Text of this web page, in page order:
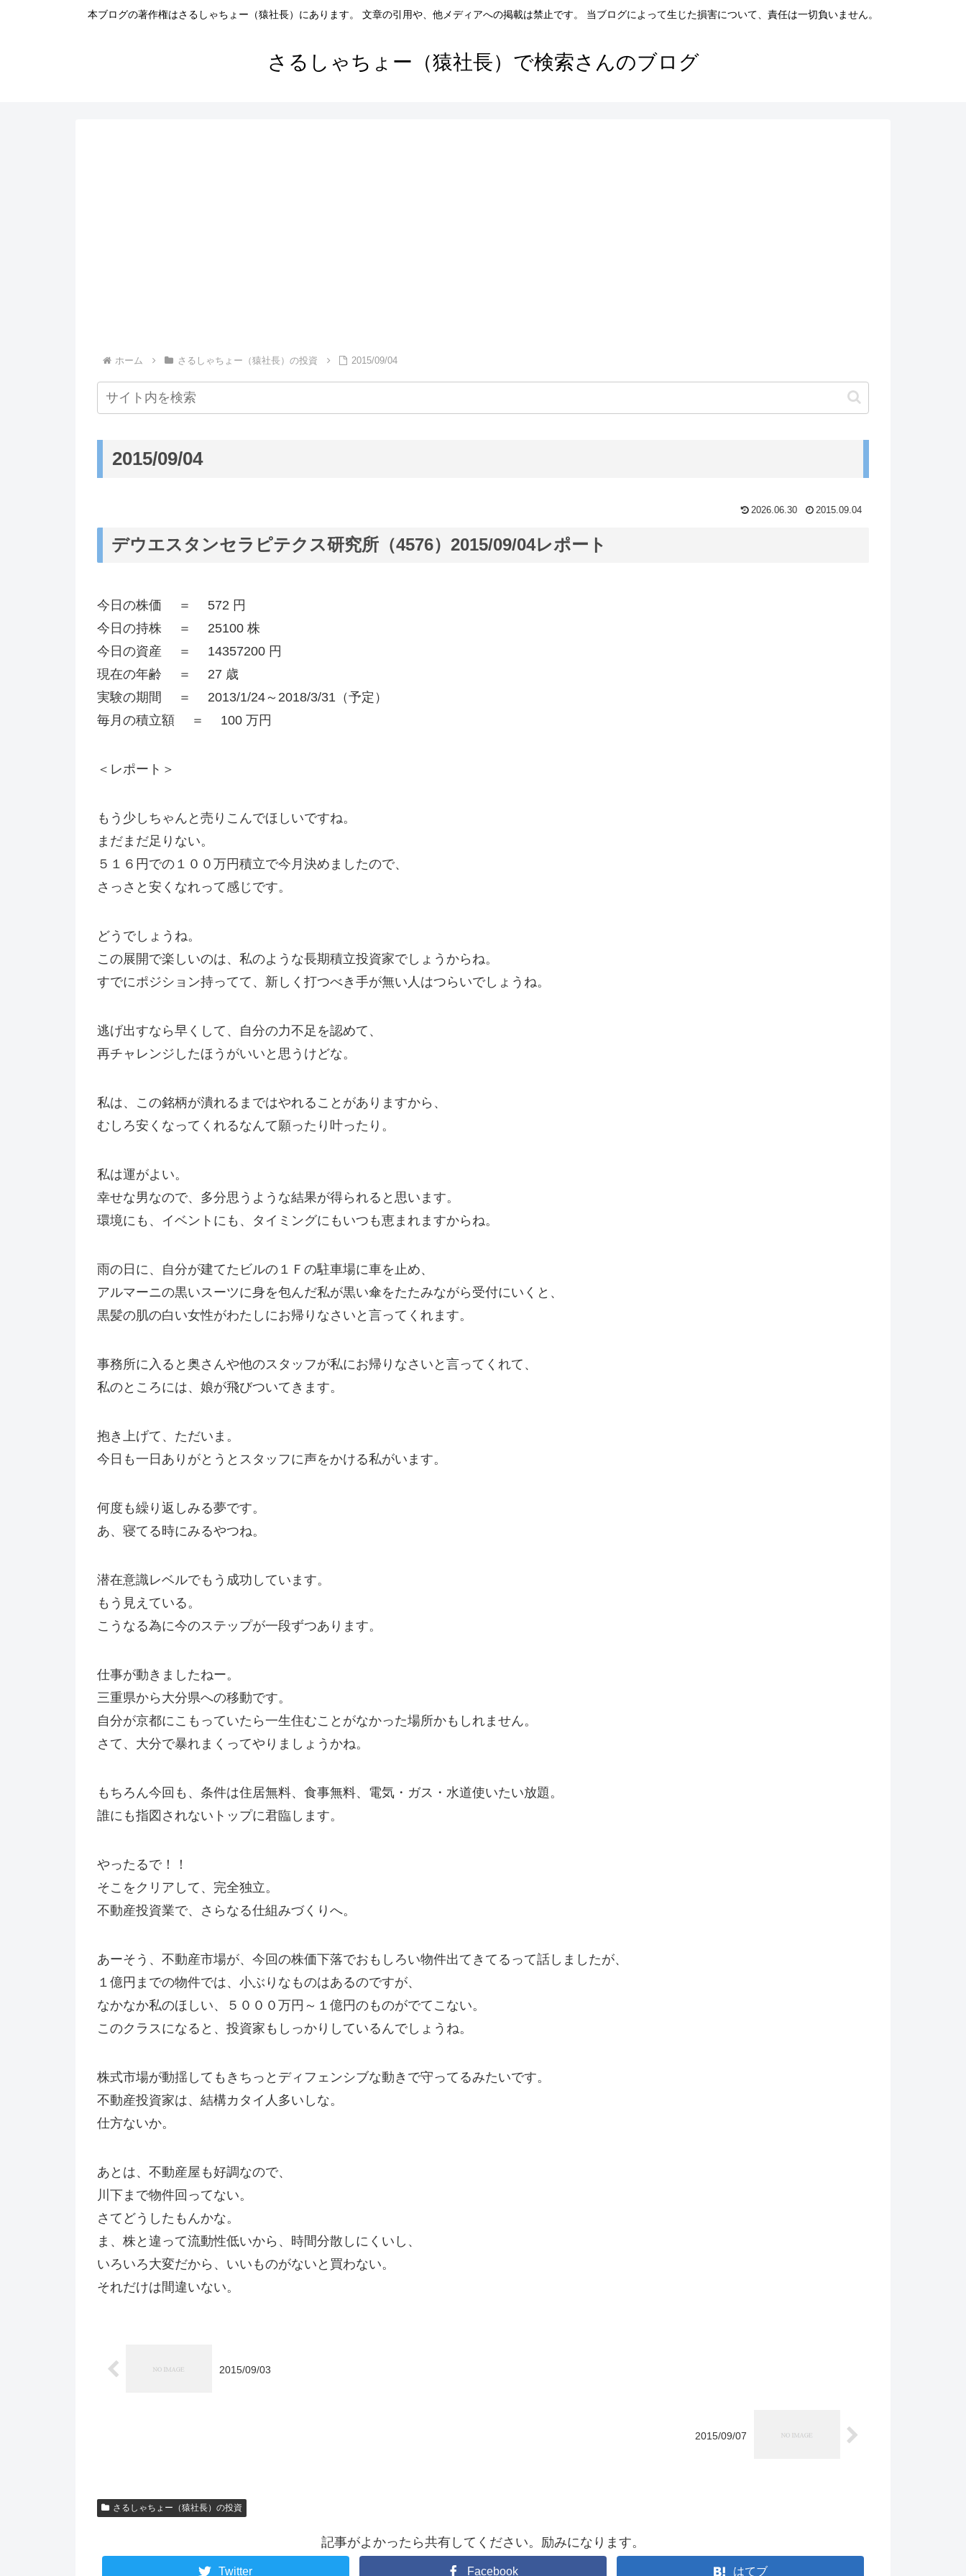
本ブログの著作権はさるしゃちょー（猿社長）にあります。 文章の引用や、他メディアへの掲載は禁止です。 当ブログによって生じた損害について、責任は一切負いません。
さるしゃちょー（猿社長）で検索さんのブログ
ホーム さるしゃちょー（猿社長）の投資 2015/09/04
2015/09/04
2026.06.30 2015.09.04
デウエスタンセラピテクス研究所（4576）2015/09/04レポート
今日の株価 ＝ 572 円
今日の持株 ＝ 25100 株
今日の資産 ＝ 14357200 円
現在の年齢 ＝ 27 歳
実験の期間 ＝ 2013/1/24～2018/3/31（予定）
毎月の積立額 ＝ 100 万円
＜レポート＞
もう少しちゃんと売りこんでほしいですね。
まだまだ足りない。
５１６円での１００万円積立で今月決めましたので、
さっさと安くなれって感じです。
どうでしょうね。
この展開で楽しいのは、私のような長期積立投資家でしょうからね。
すでにポジション持ってて、新しく打つべき手が無い人はつらいでしょうね。
逃げ出すなら早くして、自分の力不足を認めて、
再チャレンジしたほうがいいと思うけどな。
私は、この銘柄が潰れるまではやれることがありますから、
むしろ安くなってくれるなんて願ったり叶ったり。
私は運がよい。
幸せな男なので、多分思うような結果が得られると思います。
環境にも、イベントにも、タイミングにもいつも恵まれますからね。
雨の日に、自分が建てたビルの１Ｆの駐車場に車を止め、
アルマーニの黒いスーツに身を包んだ私が黒い傘をたたみながら受付にいくと、
黒髪の肌の白い女性がわたしにお帰りなさいと言ってくれます。
事務所に入ると奥さんや他のスタッフが私にお帰りなさいと言ってくれて、
私のところには、娘が飛びついてきます。
抱き上げて、ただいま。
今日も一日ありがとうとスタッフに声をかける私がいます。
何度も繰り返しみる夢です。
あ、寝てる時にみるやつね。
潜在意識レベルでもう成功しています。
もう見えている。
こうなる為に今のステップが一段ずつあります。
仕事が動きましたねー。
三重県から大分県への移動です。
自分が京都にこもっていたら一生住むことがなかった場所かもしれません。
さて、大分で暴れまくってやりましょうかね。
もちろん今回も、条件は住居無料、食事無料、電気・ガス・水道使いたい放題。
誰にも指図されないトップに君臨します。
やったるで！！
そこをクリアして、完全独立。
不動産投資業で、さらなる仕組みづくりへ。
あーそう、不動産市場が、今回の株価下落でおもしろい物件出てきてるって話しましたが、
１億円までの物件では、小ぶりなものはあるのですが、
なかなか私のほしい、５０００万円～１億円のものがでてこない。
このクラスになると、投資家もしっかりしているんでしょうね。
株式市場が動揺してもきちっとディフェンシブな動きで守ってるみたいです。
不動産投資家は、結構カタイ人多いしな。
仕方ないか。
あとは、不動産屋も好調なので、
川下まで物件回ってない。
さてどうしたもんかな。
ま、株と違って流動性低いから、時間分散しにくいし、
いろいろ大変だから、いいものがないと買わない。
それだけは間違いない。
2015/09/03
2015/09/07
さるしゃちょー（猿社長）の投資
記事がよかったら共有してください。励みになります。
Twitter Facebook はてブ